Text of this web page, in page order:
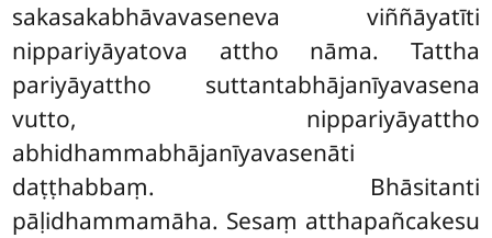
sakasakabhāvavaseneva viññāyatīti
nippariyāyatova attho nāma. Tattha
pariyāyattho suttantabhājanīyavasena
vutto, nippariyāyattho
abhidhammabhājanīyavasenāti
daṭṭhabbaṃ. Bhāsitanti
pāḷidhammamāha. Sesaṃ atthapañcakesu